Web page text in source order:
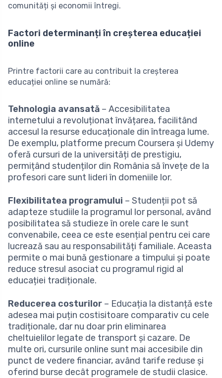
comunități și economii întregi.
Factori determinanți în creșterea educației
online
Printre factorii care au contribuit la creșterea
educației online se numără:
Tehnologia avansată – Accesibilitatea
internetului a revoluționat învățarea, facilitând
accesul la resurse educaționale din întreaga lume.
De exemplu, platforme precum Coursera și Udemy
oferă cursuri de la universități de prestigiu,
permițând studenților din România să învețe de la
profesori care sunt lideri în domeniile lor.
Flexibilitatea programului – Studenții pot să
adapteze studiile la programul lor personal, având
posibilitatea să studieze în orele care le sunt
convenabile, ceea ce este esențial pentru cei care
lucrează sau au responsabilități familiale. Aceasta
permite o mai bună gestionare a timpului și poate
reduce stresul asociat cu programul rigid al
educației tradiționale.
Reducerea costurilor – Educația la distanță este
adesea mai puțin costisitoare comparativ cu cele
tradiționale, dar nu doar prin eliminarea
cheltuielilor legate de transport și cazare. De
multe ori, cursurile online sunt mai accesibile din
punct de vedere financiar, având tarife reduse și
oferind burse decât programele de studii clasice.